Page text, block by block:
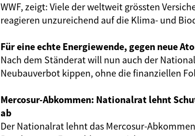
WWF, zeigt: Viele der weltweit grössten
reagieren unzureichend auf die Klima- und
Für eine echte Energiewende, gegen neue
Nach dem Ständerat will nun auch der
Neubauverbot kippen, ohne die finanziellen
Mercosur-Abkommen: Nationalrat lehnt
ab
Der Nationalrat lehnt das Mercosur-